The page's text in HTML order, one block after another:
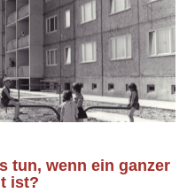
tun, wenn ein ganzer
ist?